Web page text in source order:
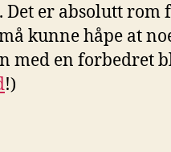
Det er absolutt rom
kunne håpe at
med en forbedret
!)